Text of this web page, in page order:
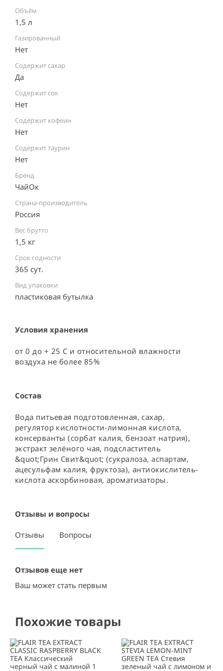
Объём
1,5 л
Газированный
Нет
Содержит сахар
Да
Содержит сок
Нет
Содержит кофеин
Нет
Содержит таурин
Нет
Бренд
ЧайОк
Страна-производитель
Россия ⠀
Вес брутто
1,5 кг
Срок годности
365 сут.
Вид упаковки
пластиковая бутылка ⠀
Условия хранения
от 0 до + 25 С и относительной влажности
воздуха не более 85%
Состав
Вода питьевая подготовленная, сахар,
регулятор кислотности-лимонная кислота,
консерванты (сорбат калия, бензоат натрия),
экстракт зелёного чая, подсластитель
&quot;Грин Свит&quot; (сукралоза, аспартам,
ацесульфам калия, фруктоза), антиокислитель-
кислота аскорбиновая, ароматизаторы.
Отзывы и вопросы
Отзывы Вопросы
Отзывов еще нет
Ваш может стать первым
Похожие товары